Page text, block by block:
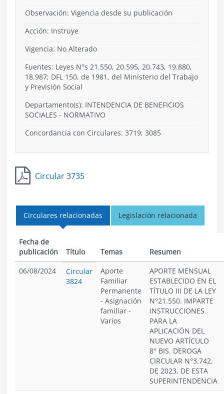
Observación: Vigencia desde su publicación
Acción: Instruye
Vigencia: No Alterado
Fuentes: Leyes N°s 21.550, 20.595, 20.743, 19.880,
18.987; DFL 150, de 1981, del Ministerio del Trabajo
y Previsión Social
Departamento(s): INTENDENCIA DE BENEFICIOS
SOCIALES - NORMATIVO
Concordancia con Circulares: 3719; 3085
Circular 3735
Circulares relacionadas Legislación relacionada
Fecha de
publicación
Título Temas
Resumen
06/08/2024
Circular
3824
Aporte
Familiar
Permanente
- Asignación
familiar -
Varios
APORTE MENSUAL
ESTABLECIDO EN EL
TÍTULO III DE LA LEY
N°21.550. IMPARTE
INSTRUCCIONES
PARA LA
APLICACIÓN DEL
NUEVO ARTÍCULO
8° BIS. DEROGA
CIRCULAR N°3.742,
DE 2023, DE ESTA
SUPERINTENDENCIA